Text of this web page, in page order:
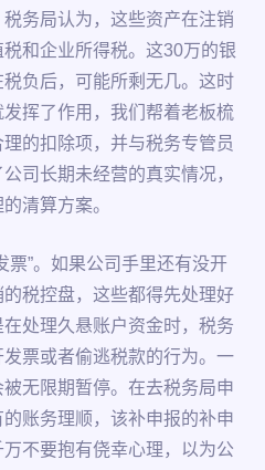
务局认为，这些资产在注销
和企业所得税。这30万的银
负后，可能所剩无几。这时
挥了作用，我们帮着老板梳
的扣除项，并与税务专管员
司长期未经营的真实情况，
清算方案。
票”。如果公司手里还有没开
税控盘，这些都得先处理好
处理久悬账户资金时，税务
票或者偷逃税款的行为。一
无限期暂停。在去税务局申
账务理顺，该补申报的补申
不要抱有侥幸心理，以为公